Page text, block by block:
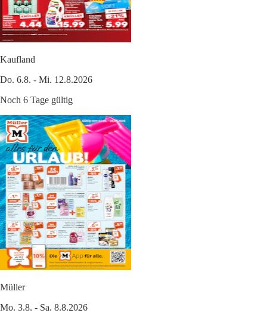
Kaufland
Do. 6.8. - Mi. 12.8.2026
Noch 6 Tage gültig
Müller
Mo. 3.8. - Sa. 8.8.2026